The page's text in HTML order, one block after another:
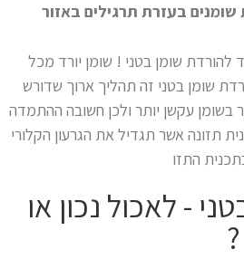
בעזרת תרגילים באזור
להורדת שומן בטני ! שומן יורד מכל
שומן בטני זה תהליך ארוך שדורש
בשומן עקשן יותר ולכן חשובה ההתמדה
תזונה אשר תגדיל את הגרעון הקלורי
התזו
- לאכול נכון או